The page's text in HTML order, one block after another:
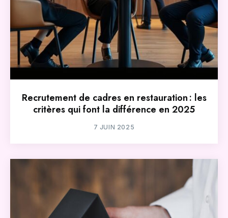
Recrutement de cadres en restauration : les
critères qui font la différence en 2025
7 JUIN 2025